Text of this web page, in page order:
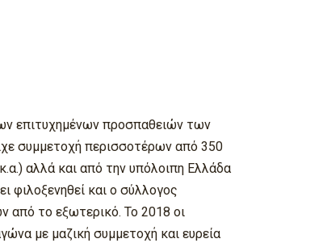
επιτυχημένων προσπαθειών των
συμμετοχή περισσοτέρων από 350
αλλά και από την υπόλοιπη Ελλάδα
φιλοξενηθεί και ο σύλλογος
το εξωτερικό. Το 2018 οι
με μαζική συμμετοχή και ευρεία